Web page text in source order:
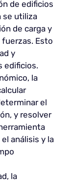
de edificios
se utiliza
de carga y
Esto
y
edificios.
la
el
y resolver
análisis y la
la